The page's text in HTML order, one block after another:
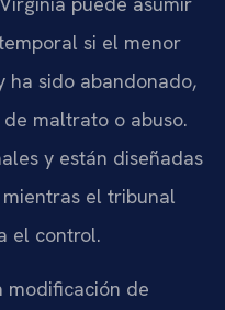
si el menor
ha sido abandonado,
maltrato o abuso.
y están diseñadas
el tribunal
el control.
modificación de